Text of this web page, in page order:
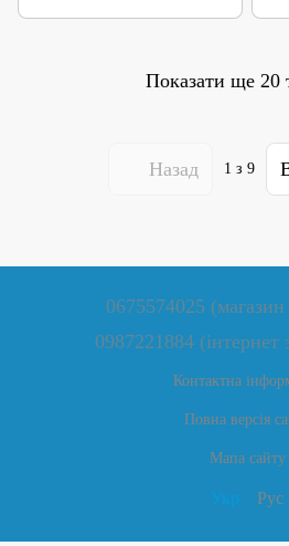
Показати ще 20
Назад 1 з 9
0675574025
0987221884 (інтернет
Контактна
Повна версія
Мапа сайту
Укр Рус